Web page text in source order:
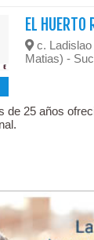
EL HUERTO
c. Ladislao
Matias) -
de 25 años